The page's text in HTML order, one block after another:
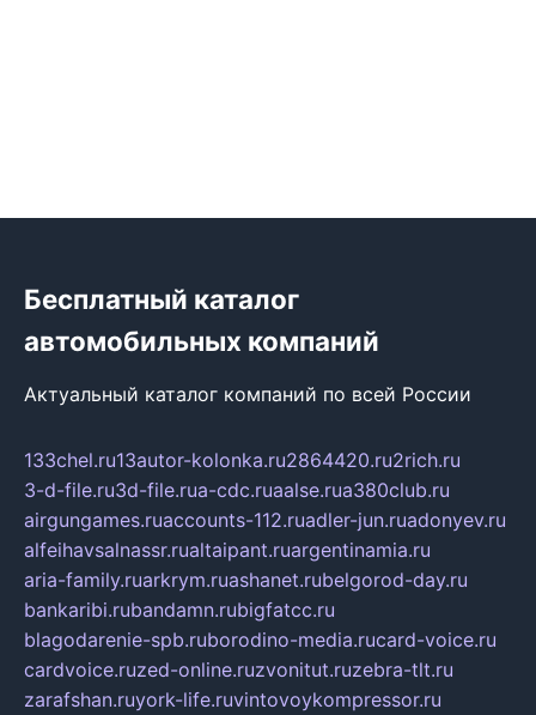
Бесплатный каталог
автомобильных компаний
Актуальный каталог компаний по всей России
133chel.ru13autor-kolonka.ru2864420.ru2rich.ru
3-d-file.ru3d-file.rua-cdc.ruaalse.rua380club.ru
airgungames.ruaccounts-112.ruadler-jun.ruadonyev.ru
alfeihavsalnassr.rualtaipant.ruargentinamia.ru
aria-family.ruarkrym.ruashanet.rubelgorod-day.ru
bankaribi.rubandamn.rubigfatcc.ru
blagodarenie-spb.ruborodino-media.rucard-voice.ru
cardvoice.ruzed-online.ruzvonitut.ruzebra-tlt.ru
zarafshan.ruyork-life.ruvintovoykompressor.ru